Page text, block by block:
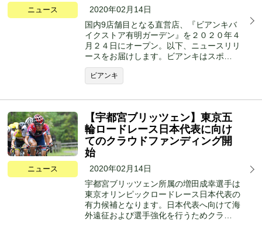
ニュース
2020年02月14日
国内9店舗目となる直営店、『ビアンキバ
イクストア有明ガーデン』を２０２０年４
月２４日にオープン。以下、ニュースリリ
ースをお届けします。ビアンキはスポ…
ビアンキ
ニュース
【宇都宮ブリッツェン】東京五
輪ロードレース日本代表に向け
てのクラウドファンディング開
始
2020年02月14日
宇都宮ブリッツェン所属の増田成幸選手は
東京オリンピックロードレース日本代表の
有力候補となります。日本代表へ向けて海
外遠征および選手強化を行うためクラ…